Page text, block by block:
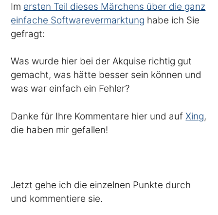
Im ersten Teil dieses Märchens über die ganz
einfache Softwarevermarktung habe ich Sie
gefragt:
Was wurde hier bei der Akquise richtig gut
gemacht, was hätte besser sein können und
was war einfach ein Fehler?
Danke für Ihre Kommentare hier und aufXing,
die haben mir gefallen!
Jetzt gehe ich die einzelnen Punkte durch
und kommentiere sie.